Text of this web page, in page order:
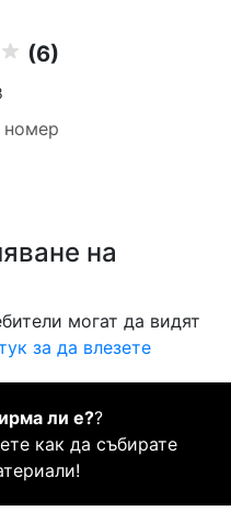
(6)
на
могат да видят
за да влезете
ли е??
как да събирате